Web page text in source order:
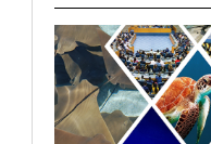
रहेको बताइएको छ